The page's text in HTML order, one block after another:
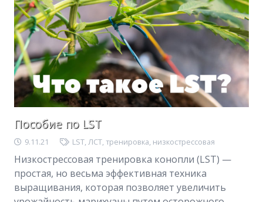
Пособие по LST
9.11.21 LST,ЛСТ,тренировка, низкострессовая
Низкострессовая тренировка конопли (LST) —
простая, но весьма эффективная техника
выращивания, которая позволяет увеличить